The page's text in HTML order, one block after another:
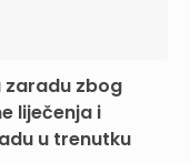
zaradu zbog
liječenja i
u trenutku